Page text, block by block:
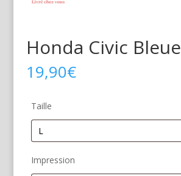
Honda Civic Bleue
19,90€
Taille
Impression